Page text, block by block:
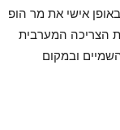
אישי את מר הופ
הצריכה המערבית
ובמקום